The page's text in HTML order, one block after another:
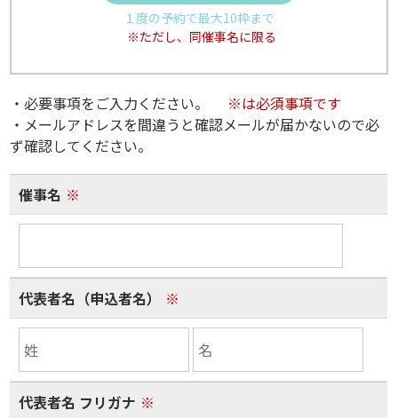
１度の予約で最大10枠まで
※ただし、同催事名に限る
・必要事項をご入力ください。
※は必須事項です
・メールアドレスを間違うと確認メールが届かないので必
ず確認してください。
催事名 ※
代表者名（申込者名） ※
代表者名 フリガナ ※